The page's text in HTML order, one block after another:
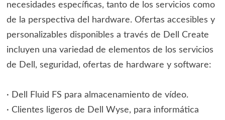
necesidades específicas, tanto de los servicios como
de la perspectiva del hardware. Ofertas accesibles y
personalizables disponibles a través de Dell Create
incluyen una variedad de elementos de los servicios
de Dell, seguridad, ofertas de hardware y software:
· Dell Fluid FS para almacenamiento de vídeo.
· Clientes ligeros de Dell Wyse, para informática